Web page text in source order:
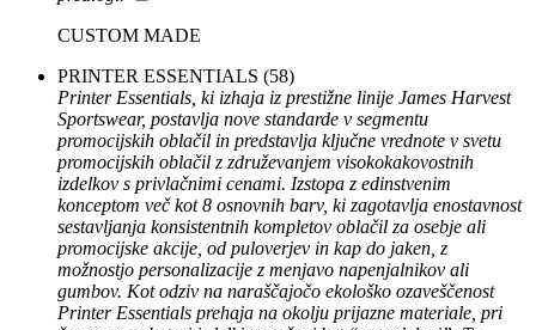
CUSTOM MADE
PRINTER ESSENTIALS (58)
Printer Essentials, ki izhaja iz prestižne linije James Harvest
Sportswear, postavlja nove standarde v segmentu
promocijskih oblačil in predstavlja ključne vrednote v svetu
promocijskih oblačil z združevanjem visokokakovostnih
izdelkov s privlačnimi cenami. Izstopa z edinstvenim
konceptom več kot 8 osnovnih barv, ki zagotavlja enostavnost
sestavljanja konsistentnih kompletov oblačil za osebje ali
promocijske akcije, od puloverjev in kap do jaken, z
možnostjo personalizacije z menjavo napenjalnikov ali
gumbov. Kot odziv na naraščajočo ekološko ozaveščenost
Printer Essentials prehaja na okolju prijazne materiale, pri